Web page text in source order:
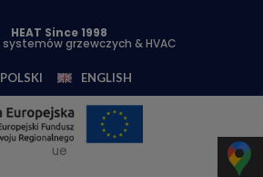
HEAT Since 1998
grzewczych & HVAC
POLSKI ENGLISH
ue